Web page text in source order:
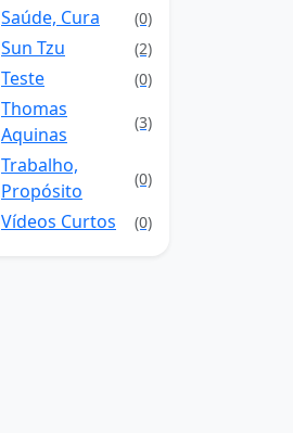
Saúde, Cura (0)
Sun Tzu (2)
Teste (0)
Thomas
Aquinas
(3)
Trabalho,
Propósito
(0)
Vídeos Curtos (0)